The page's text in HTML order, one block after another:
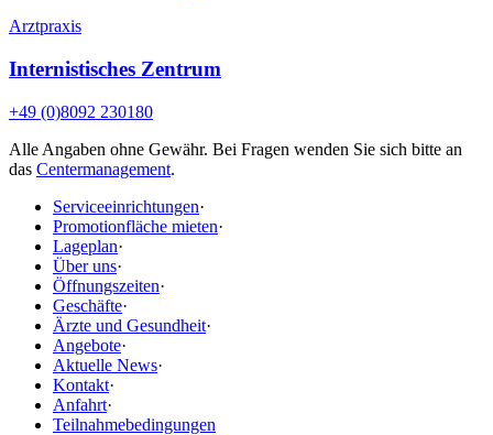
Arztpraxis
Internistisches Zentrum
+49 (0)8092 230180
Alle Angaben ohne Gewähr. Bei Fragen wenden Sie sich bitte an
das Centermanagement.
Serviceeinrichtungen·
Promotionfläche mieten·
Lageplan·
Über uns·
Öffnungszeiten·
Geschäfte·
Ärzte und Gesundheit·
Angebote·
Aktuelle News·
Kontakt·
Anfahrt·
Teilnahmebedingungen